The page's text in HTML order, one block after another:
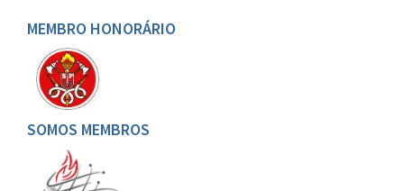
MEMBRO HONORÁRIO
SOMOS MEMBROS